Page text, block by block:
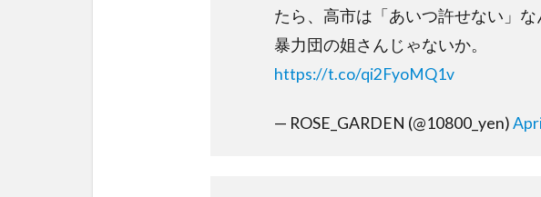
たら、高市は「あいつ許せない」
暴力団の姐さんじゃないか。
https://t.co/qi2FyoMQ1v
— ROSE_GARDEN (@10800_yen)